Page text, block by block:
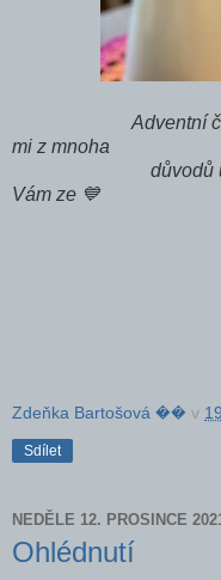
Adventní
mi z mnoha
důvodů
Vám ze 💙
Požehnané
Zdeňka Bartošová �� v
Sdílet
NEDĚLE 12. PROSINCE
Ohlédnutí